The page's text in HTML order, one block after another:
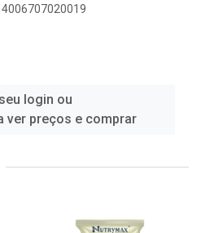
4006707020019
login ou
ver preços e comprar